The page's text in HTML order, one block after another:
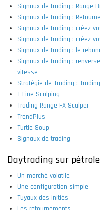
Signaux de trading : Range
Signaux de trading :
Signaux de trading : créez
Signaux de trading : créez
Signaux de trading : le
Signaux de trading :
vitesse
Stratégie de Trading :
T-Line Scalping
Trading Range FX Scalper
TrendPlus
Turtle Soup
Signaux de trading
Daytrading sur pétrole
Un marché volatile
Une configuration simple
Tuyaux des initiés